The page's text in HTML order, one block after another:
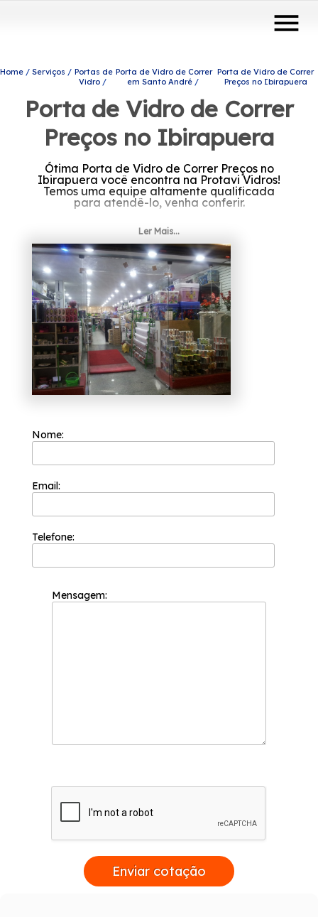
menu
Home Serviços
Portas de
Vidro
Porta de Vidro de Correr
em Santo André
Porta de Vidro de Correr
Preços no Ibirapuera
Porta de Vidro de Correr
Preços no Ibirapuera
Ótima Porta de Vidro de Correr Preços no
Ibirapuera você encontra na Protavi Vidros!
Temos uma equipe altamente qualificada
para atendê-lo, venha conferir.
Procurando por Porta de Vidro de Correr
Preços no Ibirapuera? Conheça os produtos e
serviços que a Protavi Vidros disponibiliza,
entre eles estão alternativas diversas do
ramo de engenharia de vidros, como portas
de vidro, box para banheiros e coberturas
com vidro. Não deixe de entrar em contato
para obter mais informações sobre cada
opção oferecida para nossos clientes com
qualidade.
Ler Mais...
Nome:
Email:
Telefone:
Mensagem:
Enviar cotação